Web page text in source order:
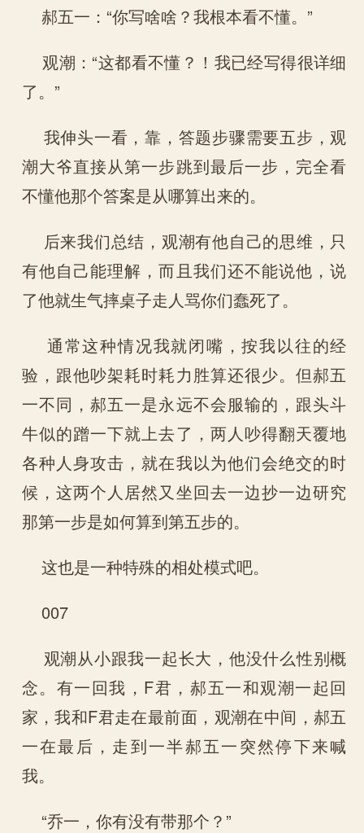
郝五一：“你写啥啥？我根本看不懂。”
观潮：“这都看不懂？！我已经写得很详细
了。”
我伸头一看，靠，答题步骤需要五步，观
潮大爷直接从第一步跳到最后一步，完全看
不懂他那个答案是从哪算出来的。
后来我们总结，观潮有他自己的思维，只
有他自己能理解，而且我们还不能说他，说
了他就生气摔桌子走人骂你们蠢死了。
通常这种情况我就闭嘴，按我以往的经
验，跟他吵架耗时耗力胜算还很少。但郝五
一不同，郝五一是永远不会服输的，跟头斗
牛似的蹭一下就上去了，两人吵得翻天覆地
各种人身攻击，就在我以为他们会绝交的时
候，这两个人居然又坐回去一边抄一边研究
那第一步是如何算到第五步的。
这也是一种特殊的相处模式吧。
007
观潮从小跟我一起长大，他没什么性别概
念。有一回我，F君，郝五一和观潮一起回
家，我和F君走在最前面，观潮在中间，郝五
一在最后，走到一半郝五一突然停下来喊
我。
“乔一，你有没有带那个？”